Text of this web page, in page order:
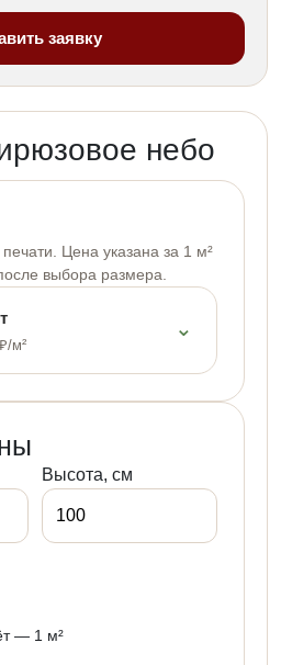
заявку
небо
Цена указана за 1 м²
выбора размера.
м²
⌄
Высота, см
— 1 м²